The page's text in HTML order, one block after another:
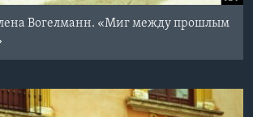
Вогелманн. «Миг между прошлым